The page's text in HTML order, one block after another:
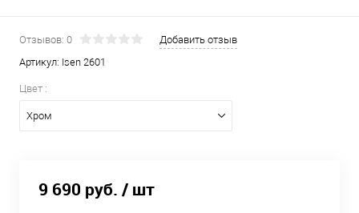
Отзывов: 0
Добавить отзыв
Артикул: Isen 2601
Цвет :
Хром
9 690 руб. / шт